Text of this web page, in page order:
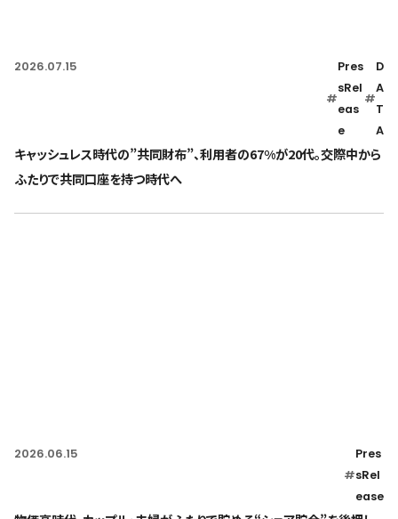
2026.07.15
#
Pres
sRel
eas
e
#
D
A
T
A
キャッシュレス時代の”共同財布”、利用者の67%が20代。交際中から
ふたりで共同口座を持つ時代へ
2026.06.15
#
Pres
sRel
ease